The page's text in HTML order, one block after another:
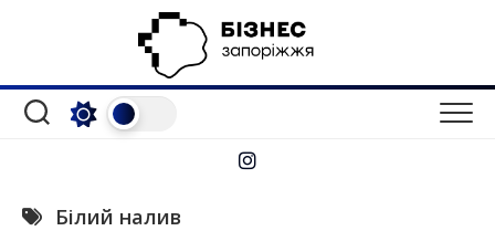
Білий налив